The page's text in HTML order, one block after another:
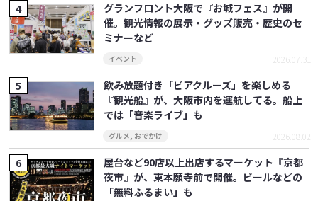
グランフロント大阪で『お城フェス』が開
催。観光情報の展示・グッズ販売・歴史のセ
ミナーなど
イベント 2026.07.31
飲み放題付き「ビアクルーズ」を楽しめる
『観光船』が、大阪市内を運航してる。船上
では「音楽ライブ」も
グルメ, おでかけ 2026.08.02
屋台など90店以上出店するマーケット『京都
夜市』が、東本願寺前で開催。ビールなどの
「無料ふるまい」も